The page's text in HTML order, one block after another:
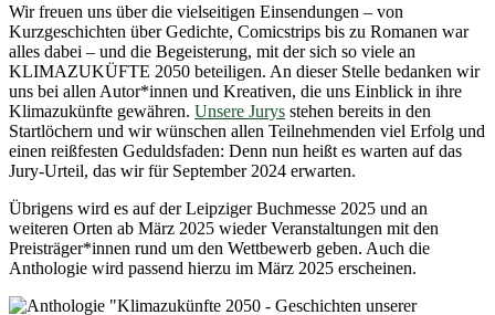
Wir freuen uns über die vielseitigen Einsendungen – von
Kurzgeschichten über Gedichte, Comicstrips bis zu Romanen war
alles dabei – und die Begeisterung, mit der sich so viele an
KLIMAZUKÜFTE 2050 beteiligen. An dieser Stelle bedanken wir
uns bei allen Autor*innen und Kreativen, die uns Einblick in ihre
Klimazukünfte gewähren. Unsere Jurys stehen bereits in den
Startlöchern und wir wünschen allen Teilnehmenden viel Erfolg und
einen reißfesten Geduldsfaden: Denn nun heißt es warten auf das
Jury-Urteil, das wir für September 2024 erwarten.
Übrigens wird es auf der Leipziger Buchmesse 2025 und an
weiteren Orten ab März 2025 wieder Veranstaltungen mit den
Preisträger*innen rund um den Wettbewerb geben. Auch die
Anthologie wird passend hierzu im März 2025 erscheinen.